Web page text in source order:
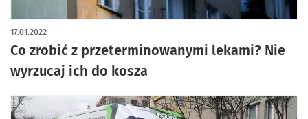
Co zrobić z przeterminowanymi lekami? Nie
wyrzucaj ich do kosza
17.01.2022